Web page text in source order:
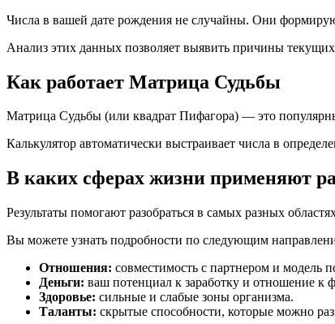
Числа в вашей дате рождения не случайны. Они
Анализ этих данных позволяет выявить причины
Как работает Матрица Судьбы
Матрица Судьбы (или квадрат Пифагора) — это
Калькулятор автоматически выстраивает числа в
В каких сферах жизни применяют
Результаты помогают разобраться в самых разных
Вы можете узнать подробности по следующим
Отношения: совместимость с партнером и модель
Деньги: ваш потенциал к заработку и отношение к
Здоровье: сильные и слабые зоны организма.
Таланты: скрытые способности, которые можно